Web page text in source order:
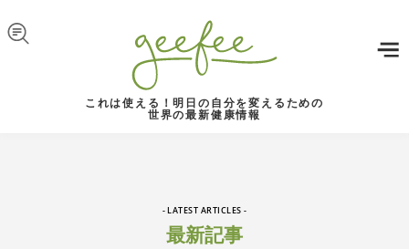
これは使える！明日の自分を変えるための
世界の最新健康情報
- LATEST ARTICLES -
最新記事